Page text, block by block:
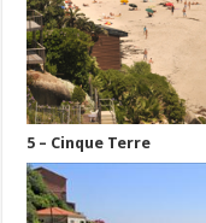
5 – Cinque Terre